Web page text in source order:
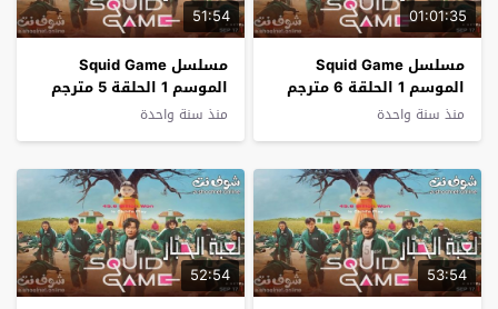
01:01:35
مسلسل Squid Game
الموسم 1 الحلقة 6 مترجم
منذ سنة واحدة
51:54
مسلسل Squid Game
الموسم 1 الحلقة 5 مترجم
منذ سنة واحدة
53:54
52:54